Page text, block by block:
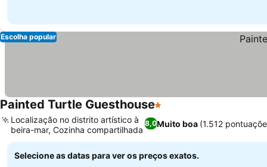
Escolha popular
Painted Turtle Guesthouse1 Estrelas
8,0Muito boa (1.512
Localização no distrito artístico à
beira-mar, Cozinha compartilhada
Selecione as datas para ver os preços exatos.